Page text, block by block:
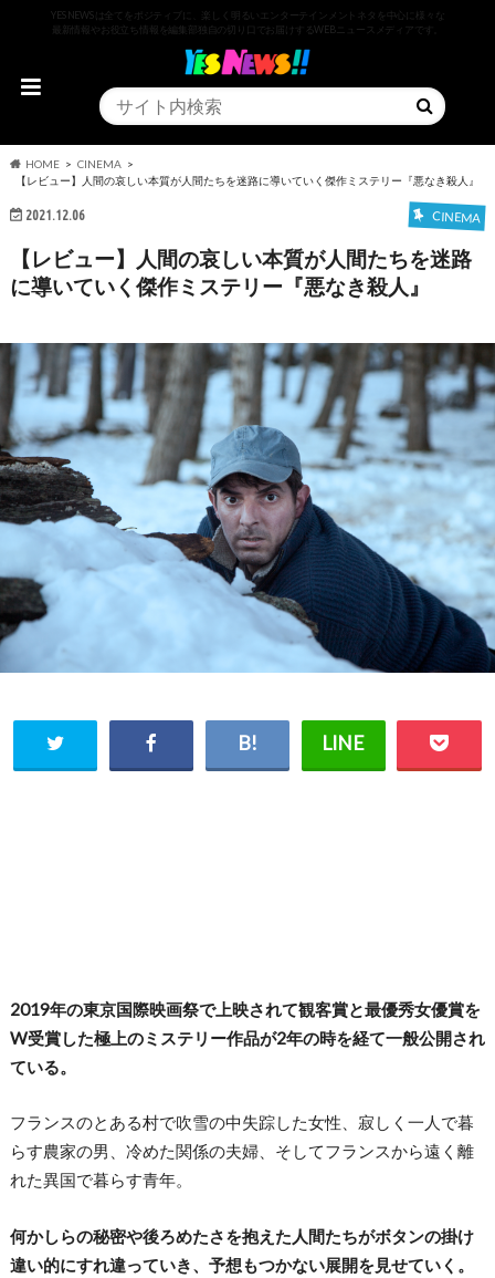
YESNEWSは全てをポジティブに、楽しく明るいエンターテインメントネタを中心に様々な
最新情報やお役立ち情報を編集部独自の切り口でお届けするWEBニュースメディアです。
HOME
CINEMA
【レビュー】人間の哀しい本質が人間たちを迷路に導いていく傑作ミステリー『悪なき殺人』
2021.12.06 CINEMA
【レビュー】人間の哀しい本質が人間たちを迷路
に導いていく傑作ミステリー『悪なき殺人』
2019年の東京国際映画祭で上映されて観客賞と最優秀女優賞を
W受賞した極上のミステリー作品が2年の時を経て一般公開され
ている。
フランスのとある村で吹雪の中失踪した女性、寂しく一人で暮
らす農家の男、冷めた関係の夫婦、そしてフランスから遠く離
れた異国で暮らす青年。
何かしらの秘密や後ろめたさを抱えた人間たちがボタンの掛け
違い的にすれ違っていき、予想もつかない展開を見せていく。